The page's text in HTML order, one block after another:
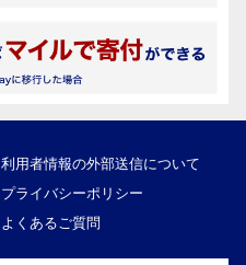
利用者情報の外部送信について
プライバシーポリシー
よくあるご質問